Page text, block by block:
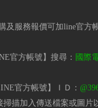
及服務報價可加line官方
官方帳號】搜尋： 國際
官方帳號】ＩＤ：
掃描加入傳送檔案或圖片